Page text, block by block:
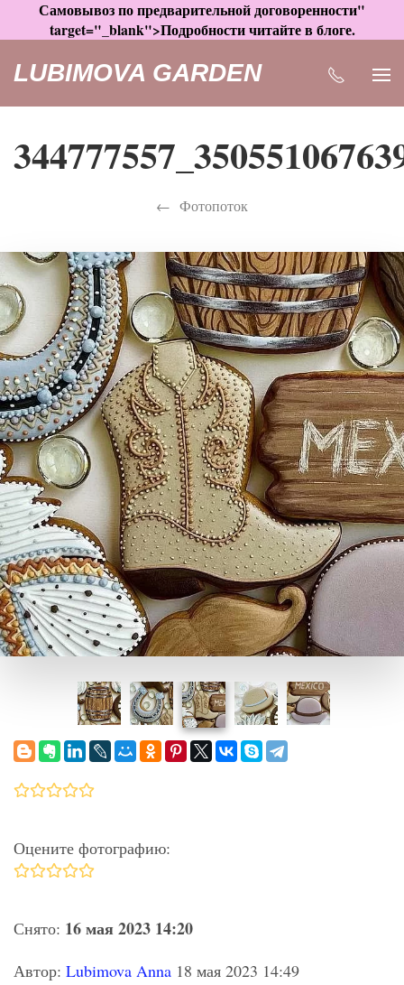
Самовывоз по предварительной договоренности"
target="_blank">Подробности читайте в блоге.
LUBIMOVA GARDEN
Фотопоток
Оцените фотографию:
Снято: 16 мая 2023 14:20
Автор: Lubimova Anna 18 мая 2023 14:49